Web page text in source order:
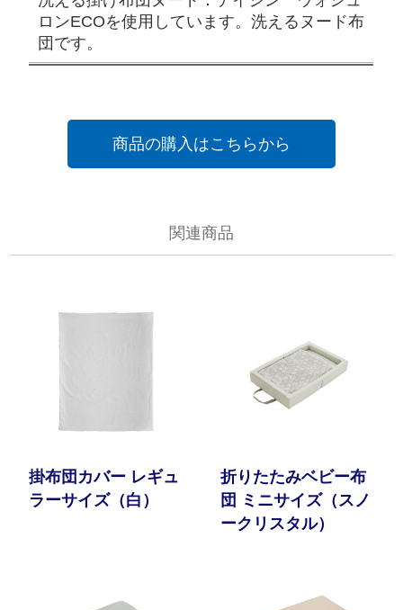
ロンECOを使用しています。洗えるヌード布
団です。
商品の購入はこちらから
関連商品
掛布団カバー レギュ
ラーサイズ（白）
折りたたみベビー布
団 ミニサイズ（スノ
ークリスタル）